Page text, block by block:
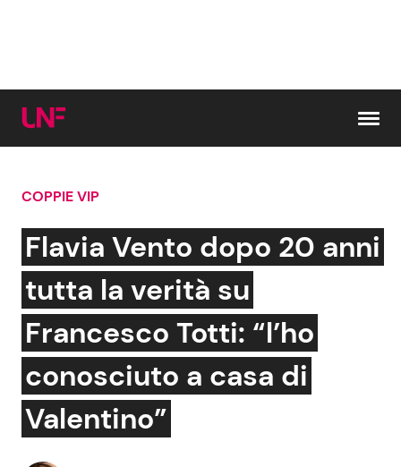
Cerca:
News e Cronaca
Attualità Italiana
Economia
Gossip e TV
Bellezze VIP
COPPIE VIP
Flavia Vento dopo 20 anni
tutta la verità su
Francesco Totti: “l’ho
conosciuto a casa di
Valentino”